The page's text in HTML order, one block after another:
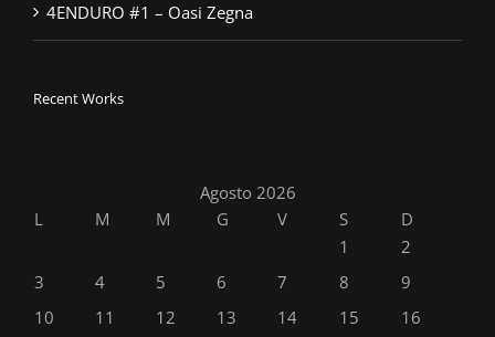
4ENDURO #1 – Oasi Zegna
Recent Works
Agosto 2026
L
M M G V S
D
1
2
3
4 5 6 7 8
9
10
11 12 13 14 15 16